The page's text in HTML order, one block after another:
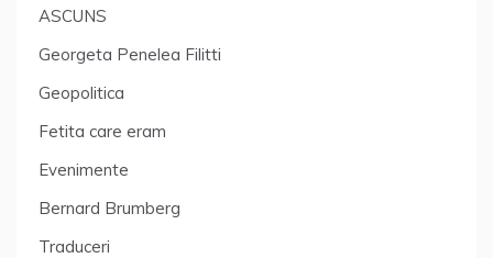
ASCUNS
Georgeta Penelea Filitti
Geopolitica
Fetita care eram
Evenimente
Bernard Brumberg
Traduceri